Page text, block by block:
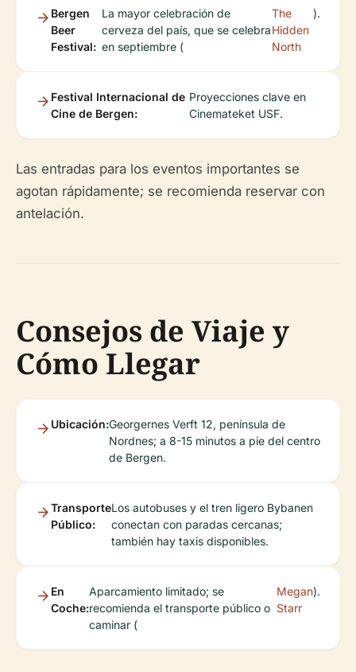
Bergen
Beer
Festival:
La mayor celebración de
cerveza del país, que se celebra
en septiembre (
The
Hidden
North
).
Festival Internacional de
Cine de Bergen:
Proyecciones clave en
Cinemateket USF.
Las entradas para los eventos importantes se
agotan rápidamente; se recomienda reservar con
antelación.
Consejos de Viaje y
Cómo Llegar
Ubicación:Georgernes Verft 12, península de
Nordnes; a 8-15 minutos a pie del centro
de Bergen.
Transporte
Público:
Los autobuses y el tren ligero Bybanen
conectan con paradas cercanas;
también hay taxis disponibles.
En
Coche:
Aparcamiento limitado; se
recomienda el transporte público o
caminar (
Megan
Starr
).